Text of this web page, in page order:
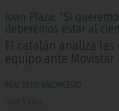
Joan Plaza: "Si
deberemos estar al
El catalán analiza las
equipo ante Movistar
REAL BETIS BALONCESTO
hace 5 años